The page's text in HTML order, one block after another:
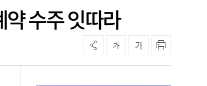
수주 잇따라
가 가